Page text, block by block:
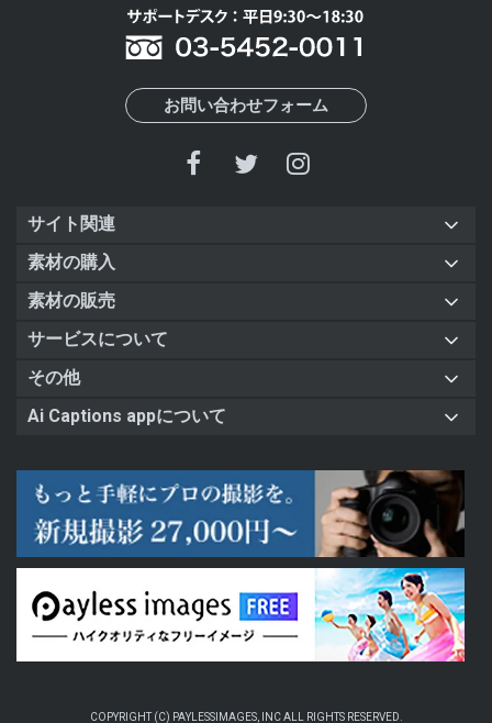
お問い合わせフォーム
サイト関連
素材の購入
素材の販売
サービスについて
その他
Ai Captions appについて
COPYRIGHT (C) PAYLESSIMAGES, INC ALL RIGHTS RESERVED.